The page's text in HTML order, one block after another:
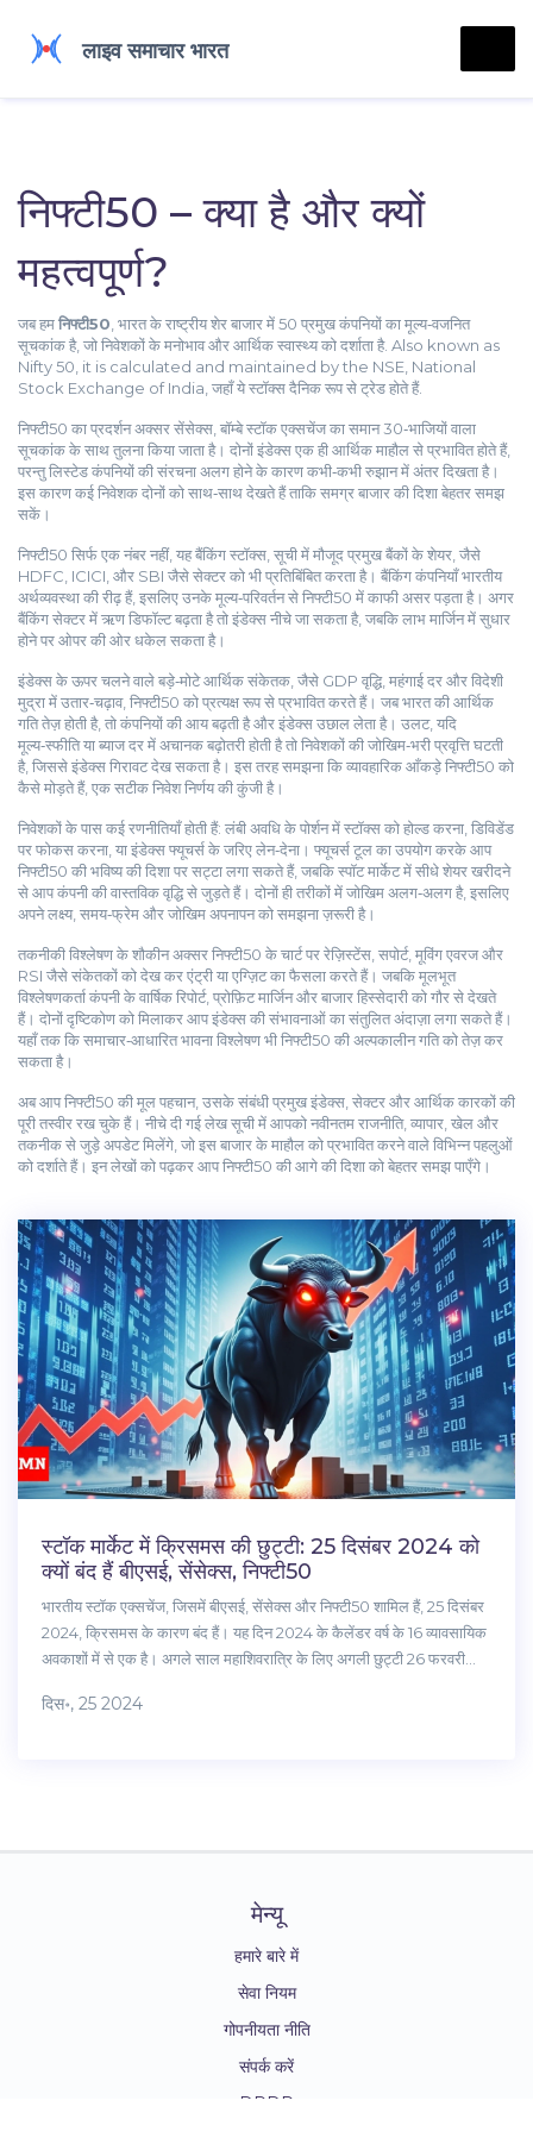
निफ्टी50 – क्या है और क्यों
महत्वपूर्ण?
जब हमनिफ्टी50 भारत के राष्ट्रीय शेर बाजार में 50 प्रमुख कंपनियों का मूल्य‑वजनित
सूचकांक है, जो निवेशकों के मनोभाव और आर्थिक स्वास्थ्य को दर्शाता है. Also known as
Nifty 50 , it is calculated and maintained by the NSE National
Stock Exchange of India, जहाँ ये स्टॉक्स दैनिक रूप से ट्रेड होते हैं.
निफ्टी50 का प्रदर्शन अक्सरसेंसेक्स बॉम्बे स्टॉक एक्सचेंज का समान 30‑भाजियों वाला
सूचकांकके साथ तुलना किया जाता है। दोनों इंडेक्स एक ही आर्थिक माहौल से प्रभावित होते हैं,
परन्तु लिस्टेड कंपनियों की संरचना अलग होने के कारण कभी‑कभी रुझान में अंतर दिखता है।
इस कारण कई निवेशक दोनों को साथ‑साथ देखते हैं ताकि समग्र बाजार की दिशा बेहतर समझ
सकें।
निफ्टी50 सिर्फ एक नंबर नहीं, यहबैंकिंग स्टॉक्स सूची में मौजूद प्रमुख बैंकों के शेयर, जैसे
HDFC, ICICI, और SBI जैसे सेक्टर को भी प्रतिबिंबित करता है। बैंकिंग कंपनियाँ भारतीय
अर्थव्यवस्था की रीढ़ हैं, इसलिए उनके मूल्य‑परिवर्तन से निफ्टी50 में काफी असर पड़ता है। अगर
बैंकिंग सेक्टर में ऋण डिफॉल्ट बढ़ता है तो इंडेक्स नीचे जा सकता है, जबकि लाभ मार्जिन में सुधार
होने पर ओपर की ओर धकेल सकता है।
इंडेक्स के ऊपर चलने वाले बड़े‑मोटे आर्थिक संकेतक, जैसे GDP वृद्धि, महंगाई दर और विदेशी
मुद्रा में उतार‑चढ़ाव, निफ्टी50 को प्रत्यक्ष रूप से प्रभावित करते हैं। जब भारत की आर्थिक
गति तेज़ होती है, तो कंपनियों की आय बढ़ती है और इंडेक्स उछाल लेता है। उलट, यदि
मूल्य‑स्फीति या ब्याज दर में अचानक बढ़ोतरी होती है तो निवेशकों की जोखिम‑भरी प्रवृत्ति घटती
है, जिससे इंडेक्स गिरावट देख सकता है। इस तरह समझना कि व्यावहारिक आँकड़े निफ्टी50 को
कैसे मोड़ते हैं, एक सटीक निवेश निर्णय की कुंजी है।
निवेशकों के पास कई रणनीतियाँ होती हैं: लंबी अवधि के पोर्शन में स्टॉक्स को होल्ड करना, डिविडेंड
पर फोकस करना, या इंडेक्स फ्यूचर्स के जरिए लेन‑देना। फ्यूचर्स टूल का उपयोग करके आप
निफ्टी50 की भविष्य की दिशा पर सट्टा लगा सकते हैं, जबकि स्पॉट मार्केट में सीधे शेयर खरीदने
से आप कंपनी की वास्तविक वृद्धि से जुड़ते हैं। दोनों ही तरीकों में जोखिम अलग‑अलग है, इसलिए
अपने लक्ष्य, समय‑फ्रेम और जोखिम अपनापन को समझना ज़रूरी है।
तकनीकी विश्लेषण के शौकीन अक्सर निफ्टी50 के चार्ट पर रेज़िस्टेंस, सपोर्ट, मूविंग एवरज और
RSI जैसे संकेतकों को देख कर एंट्री या एग्ज़िट का फैसला करते हैं। जबकि मूलभूत
विश्लेषणकर्ता कंपनी के वार्षिक रिपोर्ट, प्रोफ़िट मार्जिन और बाजार हिस्सेदारी को गौर से देखते
हैं। दोनों दृष्टिकोण को मिलाकर आप इंडेक्स की संभावनाओं का संतुलित अंदाज़ा लगा सकते हैं।
यहाँ तक कि समाचार‑आधारित भावना विश्लेषण भी निफ्टी50 की अल्पकालीन गति को तेज़ कर
सकता है।
अब आप निफ्टी50 की मूल पहचान, उसके संबंधी प्रमुख इंडेक्स, सेक्टर और आर्थिक कारकों की
पूरी तस्वीर रख चुके हैं। नीचे दी गई लेख सूची में आपको नवीनतम राजनीति, व्यापार, खेल और
तकनीक से जुड़े अपडेट मिलेंगे, जो इस बाजार के माहौल को प्रभावित करने वाले विभिन्न पहलुओं
को दर्शाते हैं। इन लेखों को पढ़कर आप निफ्टी50 की आगे की दिशा को बेहतर समझ पाएँगे।
स्टॉक मार्केट में क्रिसमस की छुट्टी: 25 दिसंबर 2024 को
क्यों बंद हैं बीएसई, सेंसेक्स, निफ्टी50
भारतीय स्टॉक एक्सचेंज, जिसमें बीएसई, सेंसेक्स और निफ्टी50 शामिल हैं, 25 दिसंबर
2024, क्रिसमस के कारण बंद हैं। यह दिन 2024 के कैलेंडर वर्ष के 16 व्यावसायिक
अवकाशों में से एक है। अगले साल महाशिवरात्रि के लिए अगली छुट्टी 26 फरवरी
गतिविधियाँ योजनाबद्ध करनी चाहिए।
दिस॰, 25 2024
मेन्यू
हमारे बारे में
सेवा नियम
गोपनीयता नीति
संपर्क करें
DPDP